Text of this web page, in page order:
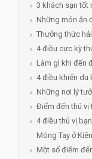
3 khách sạn tốt
Những món ăn
Thưởng thức
4 điều cực kỳ
Làm gì khi đến
4 điều khiến du
Những nơi lý
Điểm đến thú vị
4 điều thú vị
Móng Tay ở
Một số điểm